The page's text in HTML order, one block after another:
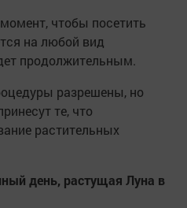
чтобы посетить
на любой вид
продолжительным.
разрешены, но
те, что
растительных
день, растущая Луна в